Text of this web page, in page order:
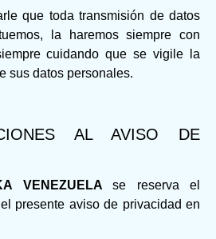
que toda transmisión de datos
la haremos siempre con
cuidando que se vigile la
sus datos personales.
AL AVISO DE
VENEZUELA se reserva el
presente aviso de privacidad en